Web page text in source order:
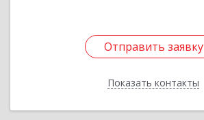
Отправить заявку
Показать контакты
Отправить заявку
Назад